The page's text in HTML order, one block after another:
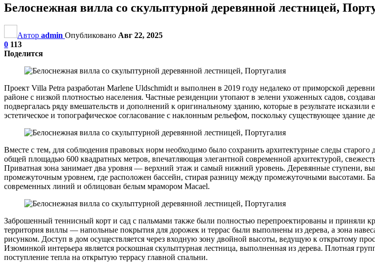
Белоснежная вилла со скульптурной деревянной лестницей,
Автор admin Опубликовано Авг 22, 2025
0 113
Поделится
Проект Villa Petra разработан Marlene Uldschmidt и выполнен в 2019 году недалеко от приморской
районе с низкой плотностью населения. Частные резиденции утопают в зелени ухоженных садов,
подвергалась ряду вмешательств и дополнений к оригинальному зданию, которые в результате
эстетическое и топографическое согласование с наклонным рельефом, поскольку существующее здание
Вместе с тем, для соблюдения правовых норм необходимо было сохранить архитектурные следы старого
общей площадью 600 квадратных метров, впечатляющая элегантной современной архитектурой,
Приватная зона занимает два уровня — верхний этаж и самый нижний уровень. Деревянные ступени,
промежуточным уровнем, где расположен бассейн, стирая разницу между промежуточными высотами.
современных линий и облицован белым мрамором Macael.
Заброшенный теннисный корт и сад с пальмами также были полностью перепроектированы и приняли
территория виллы — напольные покрытия для дорожек и террас были выполнены из дерева, а зона
рисунком. Доступ в дом осуществляется через входную зону двойной высоты, ведущую к открытому
Изюминкой интерьера является роскошная скульптурная лестница, выполненная из дерева. Плотная
поступление тепла на открытую террасу главной спальни.